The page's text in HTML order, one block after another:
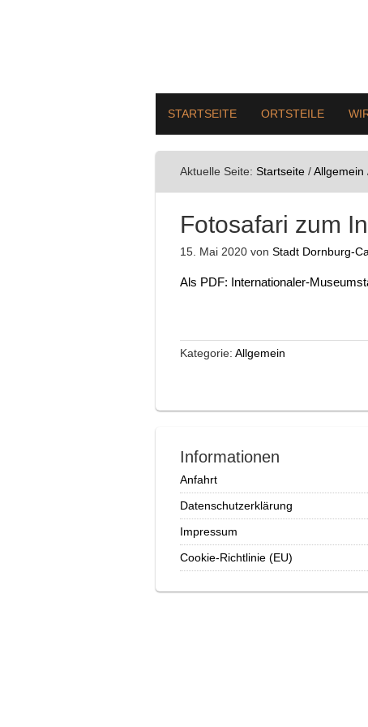
STARTSEITE ORTSTEILE
Aktuelle Seite: Startseite /Allgemein
Fotosafari zum
15. Mai 2020 von Stadt Dornburg-
Als PDF: Internationaler-
Kategorie: Allgemein
Informationen
Anfahrt
Datenschutzerklärung
Impressum
Cookie-Richtlinie (EU)